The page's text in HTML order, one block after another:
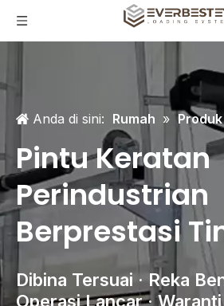
Anda di sini: Rumah » Produk
Pintu Keratan
Perindustrian
Berprestasi
Dibina Tersuai · Reka
Operasi Lancar ·